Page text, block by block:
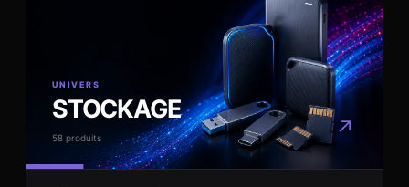
UNIVERS
STOCKAGE
58 produits ↗